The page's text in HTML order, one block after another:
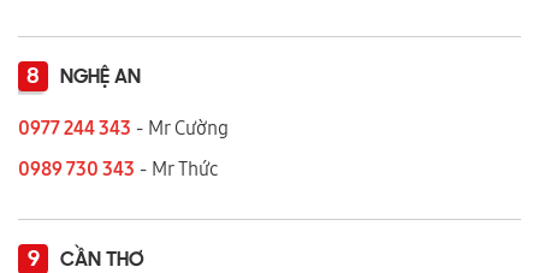
8 NGHỆ AN
0977 244 343 - Mr Cường
0989 730 343 - Mr Thức
9 CẦN THƠ